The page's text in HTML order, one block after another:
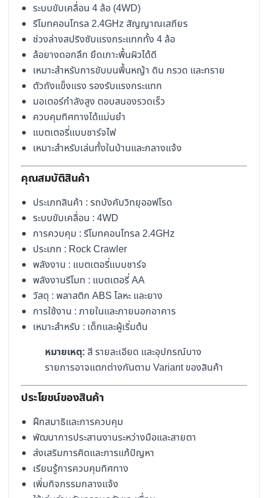
ระบบขับเคลื่อน 4 ล้อ (4WD)
รีโมทคอนโทรล 2.4GHz สัญญาณเสถียร
ช่วงล่างสปริงซับแรงกระแทกทั้ง 4 ล้อ
ล้อยางดอกลึก ยึดเกาะพื้นผิวได้ดี
เหมาะสำหรับการขับบนพื้นหญ้า ดิน กรวด และทราย
ตัวถังแข็งแรง รองรับแรงกระแทก
มอเตอร์กำลังสูง ตอบสนองรวดเร็ว
ควบคุมทิศทางได้แม่นยำ
แบตเตอรี่แบบชาร์จไฟ
เหมาะสำหรับเล่นทั้งในบ้านและกลางแจ้ง
คุณสมบัติสินค้า
ประเภทสินค้า : รถบังคับวิทยุออฟโรด
ระบบขับเคลื่อน : 4WD
การควบคุม : รีโมทคอนโทรล 2.4GHz
ประเภท : Rock Crawler
พลังงาน : แบตเตอรี่แบบชาร์จ
พลังงานรีโมท : แบตเตอรี่ AA
วัสดุ : พลาสติก ABS โลหะ และยาง
การใช้งาน : ภายในและภายนอกอาคาร
เหมาะสำหรับ : เด็กและผู้เริ่มต้น
หมายเหตุ: สี รายละเอียด และอุปกรณ์บาง
รายการอาจแตกต่างกันตาม Variant ของสินค้า
ประโยชน์ของสินค้า
ฝึกสมาธิและการควบคุม
พัฒนาการประสานงานระหว่างมือและสายตา
ส่งเสริมการคิดและการแก้ปัญหา
เรียนรู้การควบคุมทิศทาง
เพิ่มกิจกรรมกลางแจ้ง